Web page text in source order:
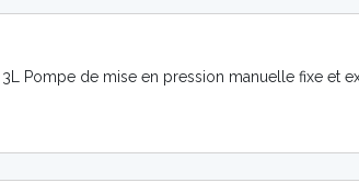
Pompe de mise en pression manuelle fixe et